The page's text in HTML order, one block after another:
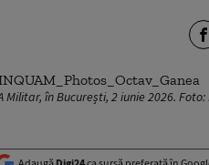
în București, 2 iunie 2026.